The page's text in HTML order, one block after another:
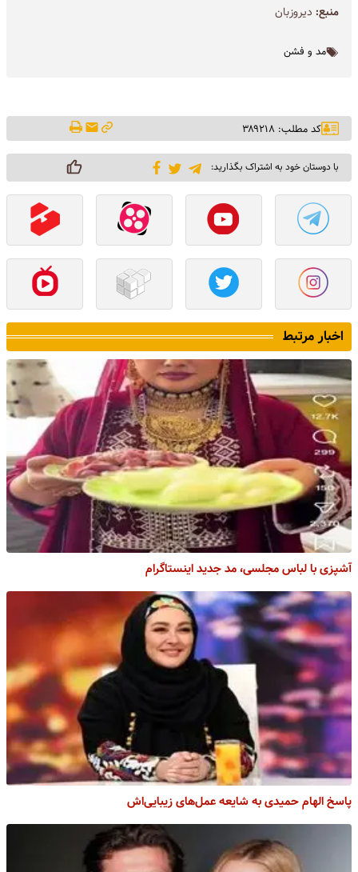
منبع: دیروزبان
مد و فشن
کد مطلب: ۳۸۹۲۱۸
با دوستان خود به اشتراک بگذارید:
اخبار مرتبط
آشپزی با لباس مجلسی، مد جدید اینستاگرام
پاسخ الهام حمیدی به شایعه عمل‌های زیبایی‌اش